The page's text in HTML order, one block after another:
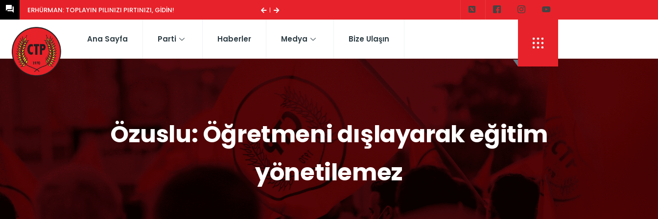
ERHÜRMAN: GÜNEY’DEKI YASA EŞDEĞERCIDEN MÜTEAHHIDE HERKESI ... CTP HEYETI, TRAFIK EĞITIM PARKI’NI YERINDE INCELEDI ERHÜRMAN: TOPLAYIN PILINIZI
Ana Sayfa Parti Haberler Medya Bize Ulaşın
Özuslu: Öğretmeni dışlayarak eğitim
yönetilemez